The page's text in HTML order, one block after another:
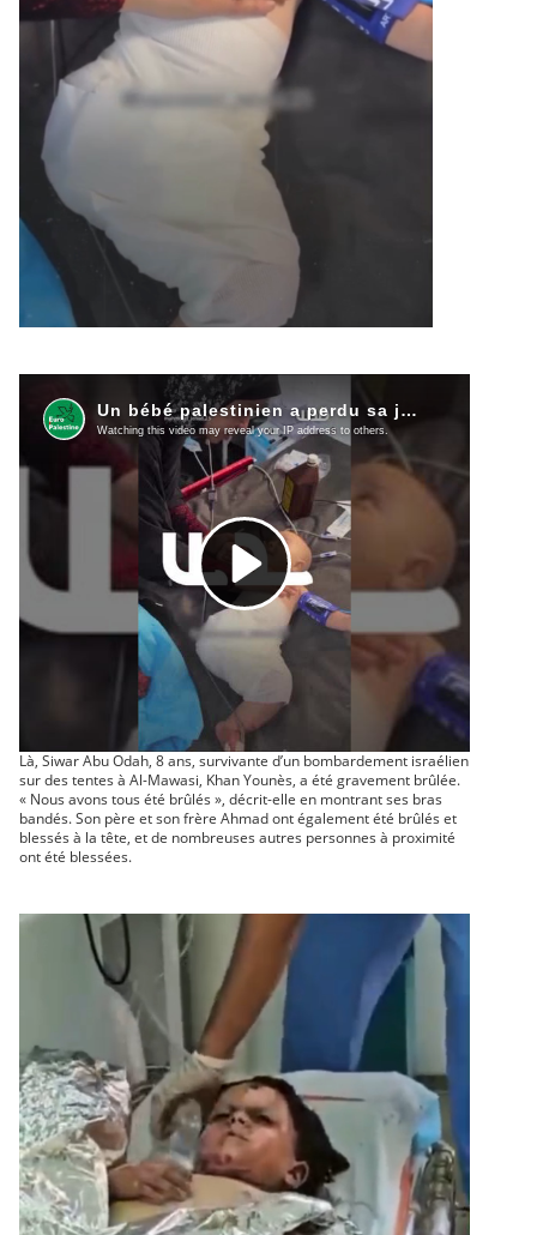
Là, Siwar Abu Odah, 8 ans, survivante d’un bombardement israélien
sur des tentes à Al-Mawasi, Khan Younès, a été gravement brûlée.
« Nous avons tous été brûlés », décrit-elle en montrant ses bras
bandés. Son père et son frère Ahmad ont également été brûlés et
blessés à la tête, et de nombreuses autres personnes à proximité
ont été blessées.